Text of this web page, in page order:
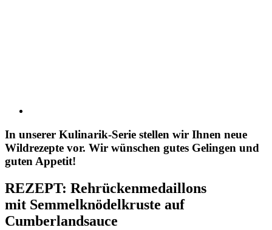
In unserer Kulinarik-Serie stellen wir Ihnen neue
Wildrezepte vor. Wir wünschen gutes Gelingen und
guten Appetit!
REZEPT: Rehrückenmedaillons
mit Semmelknödelkruste auf
Cumberlandsauce